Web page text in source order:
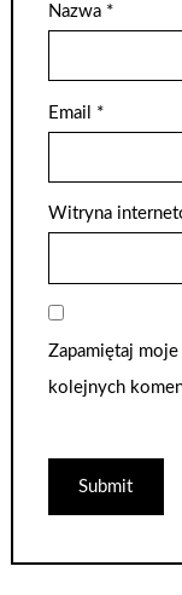
Nazwa *
Email *
Witryna
Zapamiętaj moje
kolejnych